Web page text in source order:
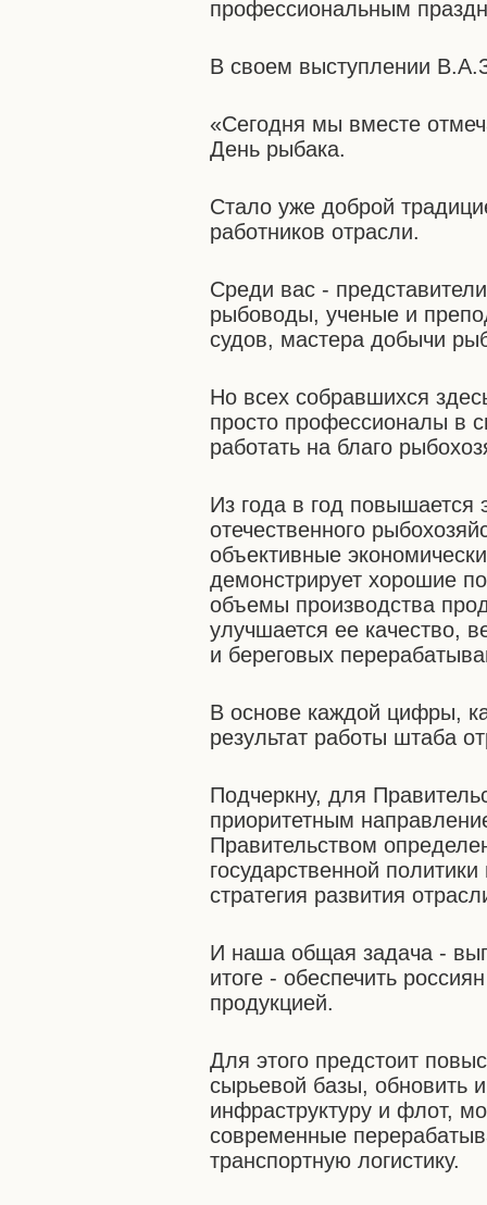
профессиональным
В своем выступлении
«Сегодня мы вместе
День рыбака.
Стало уже доброй
работников отрасли.
Среди вас -
рыбоводы, ученые и
судов, мастера добычи
Но всех собравшихся
просто профессионалы в
работать на благо
Из года в год повышается
отечественного
объективные
демонстрирует хорошие
объемы производства
улучшается ее качество,
и береговых
В основе каждой цифры,
результат работы штаба
Подчеркну, для
приоритетным
Правительством
государственной
стратегия развития
И наша общая задача -
итоге - обеспечить
продукцией.
Для этого предстоит
сырьевой базы, обновить
инфраструктуру и флот,
современные
транспортную логистику.